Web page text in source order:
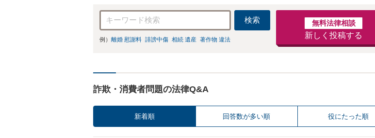
検索
例） 離婚 慰謝料 誹謗中傷 相続 遺産 著作物 違法
無料法律相談
新しく投稿する
詐欺・消費者問題の法律Q&A
新着順 回答数が多い順 役にたった順